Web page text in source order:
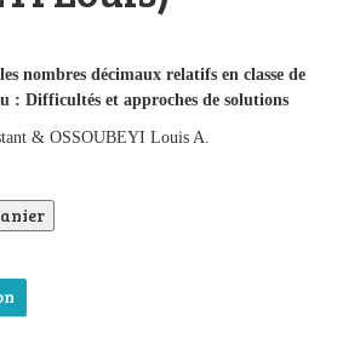
nombres décimaux relatifs en classe de
: Difficultés et approches de solutions
& OSSOUBEYI Louis A.
et apprendre les nombres décimaux